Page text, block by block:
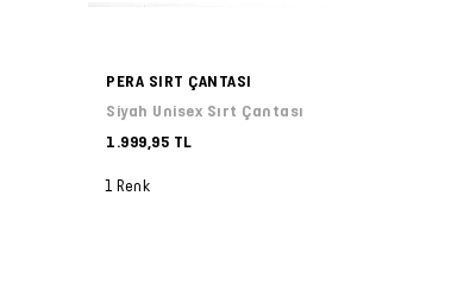
PERA SIRT ÇANTASI
Siyah Unisex Sırt Çantası
1.999,95 TL
1 Renk